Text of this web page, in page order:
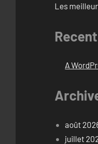
Les
A
août
juillet